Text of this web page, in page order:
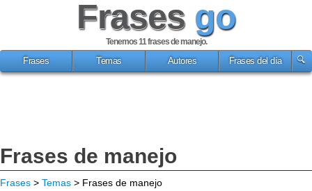
Frases go
Tenemos 11frases de manejo.
Frases
Temas Autores Frases del día
Frases de manejo
Frases > Temas > Frases de manejo